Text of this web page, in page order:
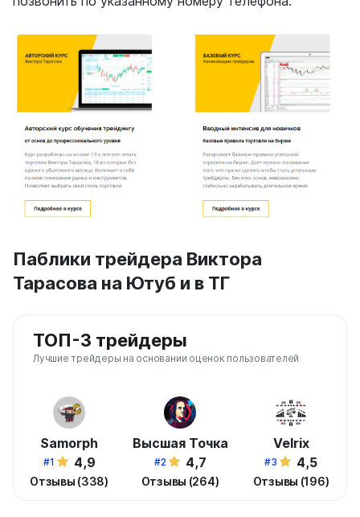
Паблики трейдера Виктора
Тарасова на Ютуб и в ТГ
ТОП-3 трейдеры
Лучшие трейдеры на основании оценок пользователей
Samorph
#1 4,9
Отзывы (338)
Высшая Точка
#2 4,7
Отзывы (264)
Velrix
#3 4,5
Отзывы (196)